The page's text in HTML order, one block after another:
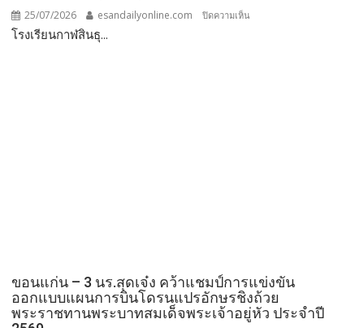
25/07/2026 esandailyonline.com ปิดความเห็น
ศูนย์
พัฒนา
ศักยภาพ
โรงเรียนกาฬสินธุ...
ขอนแก่น – 3 นร.สุดเจ๋ง คว้าแชมป์การแข่งขัน
ออกแบบแผนการบินโดรนแปรอักษรชิงถ้วย
พระราชทานพระบาทสมเด็จพระเจ้าอยู่หัว ประจำปี